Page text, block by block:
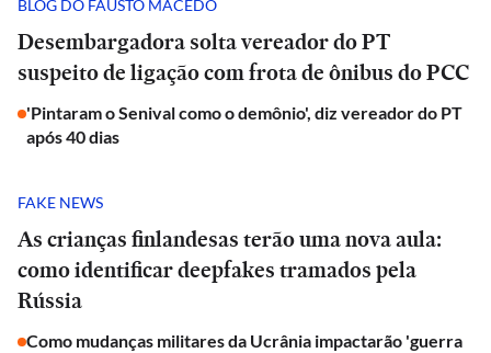
BLOG DO FAUSTO MACEDO
Desembargadora solta vereador do PT
suspeito de ligação com frota de ônibus do PCC
'Pintaram o Senival como o demônio', diz vereador do PT
após 40 dias
FAKE NEWS
As crianças finlandesas terão uma nova aula:
como identificar deepfakes tramados pela
Rússia
Como mudanças militares da Ucrânia impactarão 'guerra